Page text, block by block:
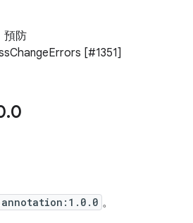
預防
[#1351]
.0
。